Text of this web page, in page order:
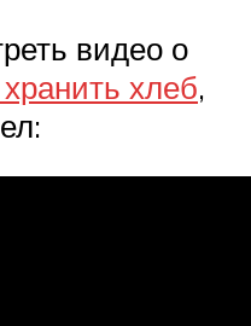
видео о
хлеб,